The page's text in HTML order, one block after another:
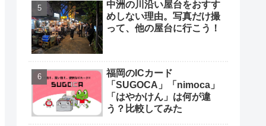
中洲の川沿い屋台をおすす
めしない理由。写真だけ撮
って、他の屋台に行こう！
福岡のICカード
「SUGOCA」「nimoca」
「はやかけん」は何が違
う？比較してみた